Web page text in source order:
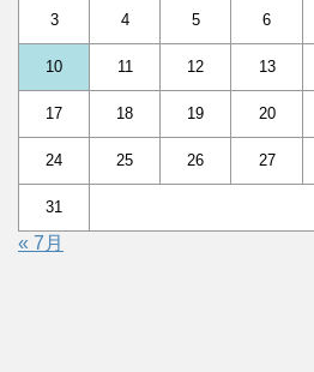
3 4 5 6
10 11 12 13
17 18 19 20
24 25 26 27
31
« 7月